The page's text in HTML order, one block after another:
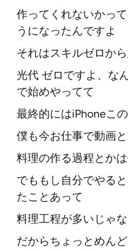
作ってくれないかっ
うになったんですよ
それはスキルゼロか
光代 ゼロですよ、な
で始めやってて
最終的にはiPhoneこ
僕も今お仕事で動画
料理の作る過程とか
でももし自分でやる
たことあって
料理工程が多いじゃ
だからちょっとめん